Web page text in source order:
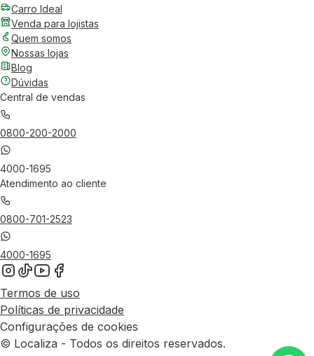
Carro Ideal
Venda para lojistas
Quem somos
Nossas lojas
Blog
Dúvidas
Central de vendas
0800-200-2000
4000-1695
Atendimento ao cliente
0800-701-2523
4000-1695
Termos de uso
Políticas de privacidade
Configurações de cookies
© Localiza - Todos os direitos reservados.